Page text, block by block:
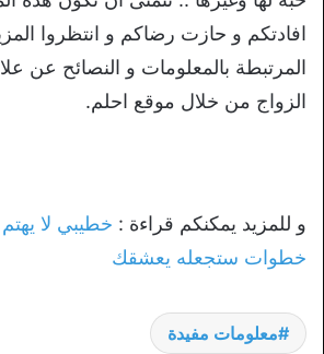
افادتكم و حازت رضاكم و انتظروا
المرتبطة بالمعلومات و النصائح عن
الزواج من خلال موقع احلم.
و للمزيد يمكنكم قراءة :
خطوات ستجعله يعشقك
معلومات مفيدة